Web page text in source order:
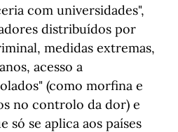
com universidades",
distribuídos por
medidas extremas,
acesso a
(como morfina e
no controlo da dor) e
só se aplica aos países